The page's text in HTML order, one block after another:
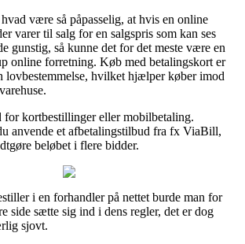
være så påpasselig, at hvis en online
varer til salg for en salgspris som kan ses
gunstig, så kunne det for det meste være en
online forretning. Køb med betalingskort er
lovbestemmelse, hvilket hjælper køber imod
for kortbestillinger eller mobilbetaling.
anvende et afbetalingstilbud fra fx ViaBill,
beløbet i flere bidder.
i en forhandler på nettet burde man for
side sætte sig ind i dens regler, det er dog
sjovt.